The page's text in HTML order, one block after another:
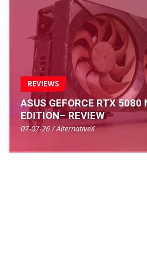
REVIEWS
ASUS GEFORCE RTX 5080
EDITION– REVIEW
07-07-26 / AlternativeX